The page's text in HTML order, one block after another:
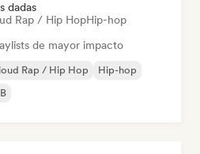
dadas
Rap / Hip HopHip-hop
de mayor impacto
Rap / Hip Hop
Hip-hop